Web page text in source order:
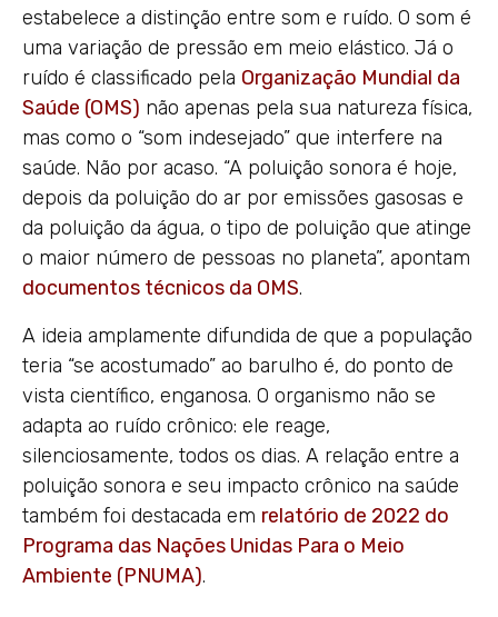
estabelece a distinção entre som e ruído. O som é
uma variação de pressão em meio elástico. Já o
ruído é classificado pela Organização Mundial da
Saúde (OMS) não apenas pela sua natureza física,
mas como o “som indesejado” que interfere na
saúde. Não por acaso. “A poluição sonora é hoje,
depois da poluição do ar por emissões gasosas e
da poluição da água, o tipo de poluição que atinge
o maior número de pessoas no planeta”, apontam
documentos técnicos da OMS.
A ideia amplamente difundida de que a população
teria “se acostumado” ao barulho é, do ponto de
vista científico, enganosa. O organismo não se
adapta ao ruído crônico: ele reage,
silenciosamente, todos os dias. A relação entre a
poluição sonora e seu impacto crônico na saúde
também foi destacada em relatório de 2022 do
Programa das Nações Unidas Para o Meio
Ambiente (PNUMA).